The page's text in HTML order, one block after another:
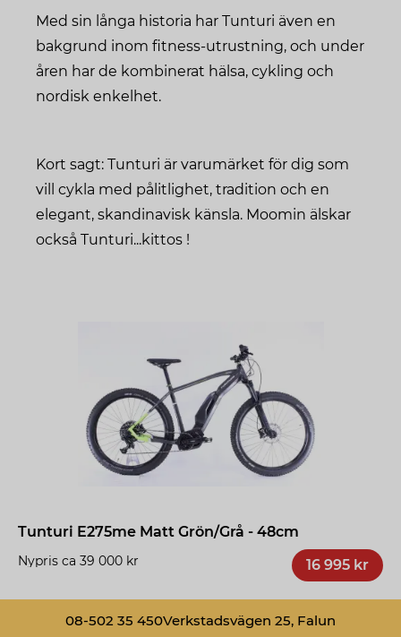
Med sin långa historia har Tunturi även en
bakgrund inom fitness‑utrustning, och under
åren har de kombinerat hälsa, cykling och
nordisk enkelhet.
Kort sagt: Tunturi är varumärket för dig som
vill cykla med pålitlighet, tradition och en
elegant, skandinavisk känsla. Moomin älskar
också Tunturi...kittos !
Tunturi E275me Matt Grön/Grå - 48cm
Nypris ca 39 000 kr 16 995 kr
08-502 35 450Verkstadsvägen 25, Falun